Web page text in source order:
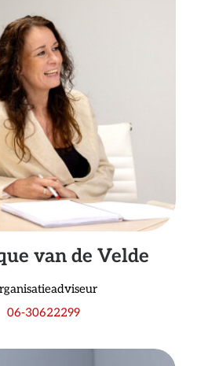
van de Velde
06-30622299